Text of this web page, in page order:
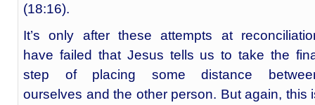
(18:16).
It’s only after these attempts at
have failed that Jesus tells us to take the
step of placing some distance
ourselves and the other person. But again, this